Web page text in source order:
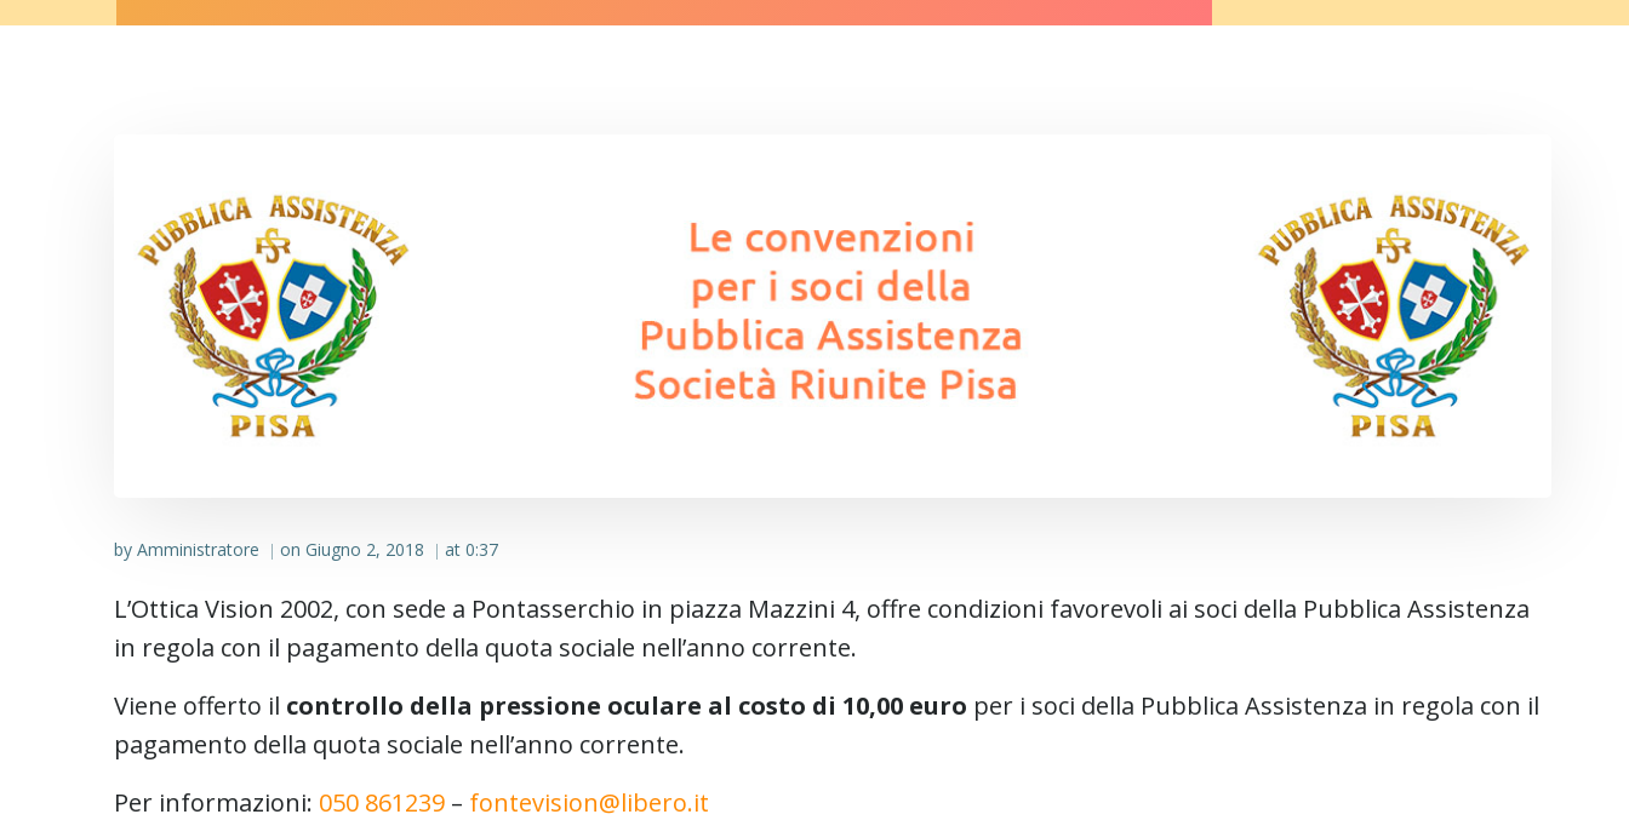
by Amministratore | on Giugno 2, 2018 | at 0:37
L’Ottica Vision 2002, con sede a Pontasserchio in piazza Mazzini 4, offre condizioni favorevoli ai soci della Pubblica Assistenza
in regola con il pagamento della quota sociale nell’anno corrente.
Viene offerto il controllo della pressione oculare al costo di 10,00 euro per i soci della Pubblica Assistenza in regola con il
pagamento della quota sociale nell’anno corrente.
Per informazioni: 050 861239 – fontevision@libero.it